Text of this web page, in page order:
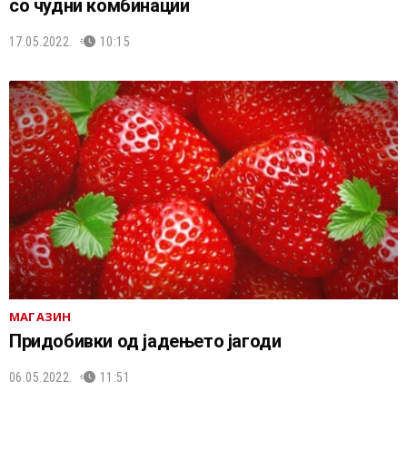
со чудни комбинации
17.05.2022. 10:15
МАГАЗИН
Придобивки од јадењето јагоди
06.05.2022. 11:51